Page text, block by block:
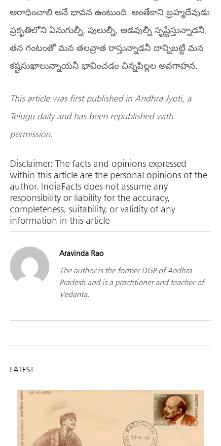
ఆరాధించాలి అనే భావన ఉంటుంది. అంతేకాని బ్రహ్మదేవుడు
ప్రకృతిలోని ఏనుగుల్నీ, పులుల్నీ, అడవుల్నీ సృష్టిస్తున్నాడనీ,
తన గంటంతో మన తలవ్రాత రాస్తున్నాడనీ దాన్నిబట్టి మన
కష్టసుఖాలున్నాయనీ భావించడం చిన్నపిల్లల అవగాహన.
This article was first published in Andhra Jyoti, a
Telugu daily and has been republished with
permission.
Disclaimer: The facts and opinions expressed
within this article are the personal opinions of the
author. IndiaFacts does not assume any
responsibility or liability for the accuracy,
completeness, suitability, or validity of any
information in this article
Aravinda Rao
The author is the former DGP of Andhra
Pradesh and is a practitioner and teacher of
Vedanta.
LATEST